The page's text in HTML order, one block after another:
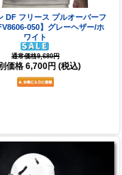
DF フリース プルオーバーフ
050】グレーヘザー/ホ
ワイト
通常価格9,680円
価格 6,700円 (税込)